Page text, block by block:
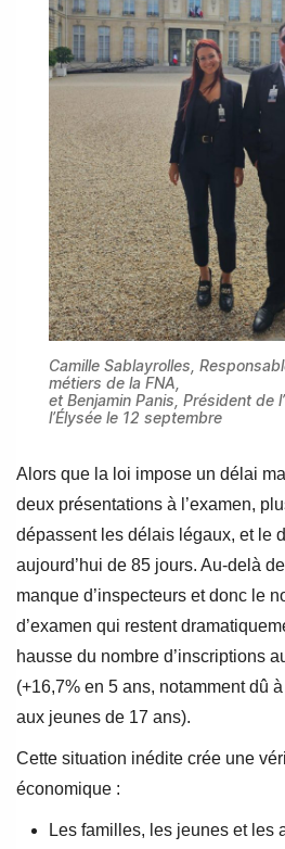
Camille Sablayrolles,
métiers de la FNA,
et Benjamin Panis, Président de
l’Élysée le 12 septembre
Alors que la loi impose un délai
deux présentations à l’examen,
dépassent les délais légaux, et le
aujourd’hui de 85 jours. Au-delà
manque d’inspecteurs et donc le
d’examen qui restent
hausse du nombre d’inscriptions
(+16,7% en 5 ans, notamment dû
aux jeunes de 17 ans).
Cette situation inédite crée une
économique :
Les familles, les jeunes et les